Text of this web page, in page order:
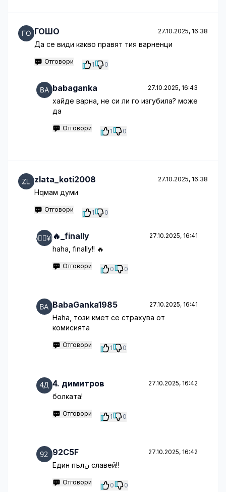
ГОШО 27.10.2025, 16:38
Да се види какво правят тия варненци
Отговори 1 0
babaganka 27.10.2025, 16:43
хайде варна, не си ли го изгубила? може
да
Отговори 1 0
zlata_koti2008 27.10.2025, 16:38
Нqмам думи
Отговори 1 0
🔥_finally 27.10.2025, 16:41
haha, finally!! 🔥
Отговори 0 0
BabaGanka1985 27.10.2025, 16:41
Haha, този кмет се страхува от
комисията
Отговори 1 0
4. димитров 27.10.2025, 16:42
болката!
Отговори 1 0
92C5F 27.10.2025, 16:42
Един пълن славей!!
Отговори 0 0